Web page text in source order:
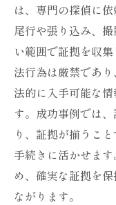
は、専門の探偵に
尾行や張り込み、
い範囲で証拠を収
法行為は厳禁であ
法的に入手可能な
す。成功事例では
り、証拠が揃うこ
手続きに活かせま
め、確実な証拠を
ながります。